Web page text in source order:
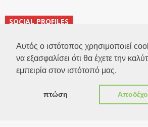
Αυτός ο ιστότοπος χρησιμοποιεί
να εξασφαλίσει ότι θα έχετε την
εμπειρία στον ιστότοπό μας.
πτώση
SOCIAL PROFILES